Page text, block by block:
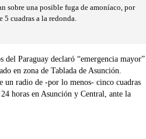
sobre una posible fuga de amoníaco, por
cuadras a la redonda.
Paraguay declaró “emergencia mayor”
en zona de Tablada de Asunción.
un radio de -por lo menos- cinco cuadras
horas en Asunción y Central, ante la